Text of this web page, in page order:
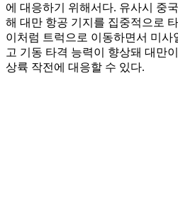
에 대응하기 위해서다. 유사시 중
해 대만 항공 기지를 집중적으로
이처럼 트럭으로 이동하면서 미사
고 기동 타격 능력이 향상돼 대만
상륙 작전에 대응할 수 있다.